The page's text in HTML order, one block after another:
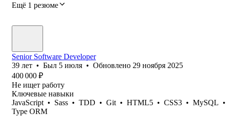
Ещё 1 резюме
Senior Software Developer
39 лет • Был 5 июля • Обновлено 29 ноября 2025
400 000 ₽
Не ищет работу
Ключевые навыки
JavaScript • Sass • TDD • Git • HTML5 • CSS3 • MySQL •
Type ORM